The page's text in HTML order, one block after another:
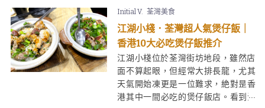
達頂流。
Initial V. 荃灣美食
江湖小棧．荃灣超人氣煲仔飯｜
香港10大必吃煲仔飯推介
江湖小棧位於荃灣街坊地段，雖然店
面不算起眼，但經常大排長龍，尤其
天氣開始凍更是一位難求，絶對昰香
港其中一間必吃的煲仔飯店。看到江